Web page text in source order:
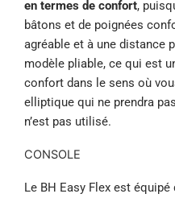
en termes de confort,
bâtons et de poignées
agréable et à une distance
modèle pliable, ce qui est
confort dans le sens où
elliptique qui ne prendra
n’est pas utilisé.
CONSOLE
Le BH Easy Flex est équipé